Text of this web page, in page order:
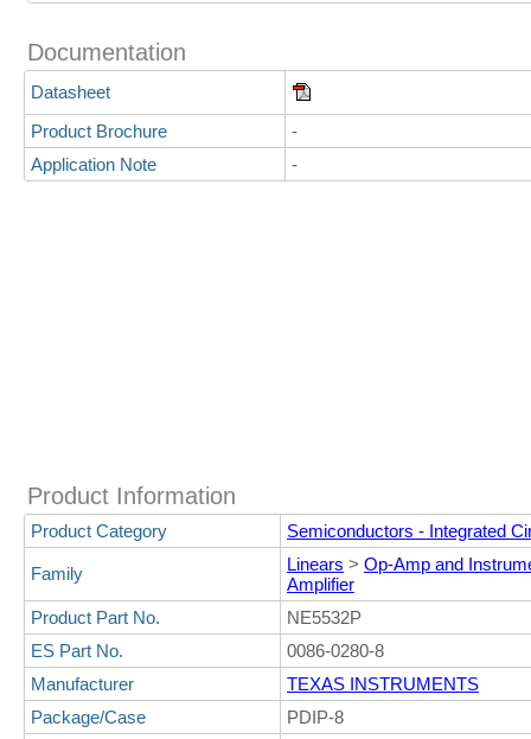
Documentation
Datasheet
Product Brochure
-
Application Note
-
Product Information
Product Category Semiconductors - Integrated
Family Linears > Op-Amp and
Amplifier
Product Part No.
NE5532P
ES Part No.
0086-0280-8
Manufacturer
TEXAS INSTRUMENTS
Package/Case
PDIP-8